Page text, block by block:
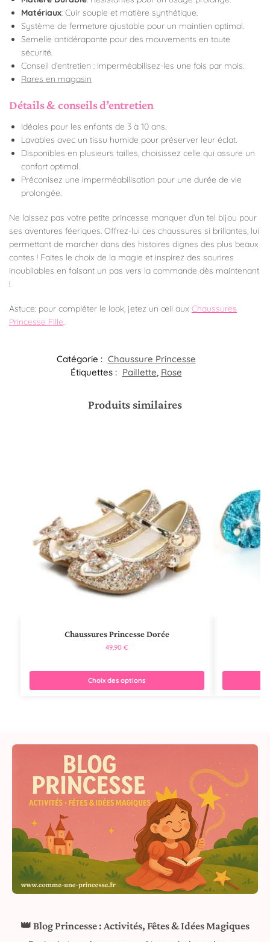
Matériaux: Cuir souple et matière synthétique.
Système de fermeture ajustable pour un maintien optimal.
Semelle antidérapante pour des mouvements en toute
sécurité.
Conseil d’entretien : Imperméabilisez-les une fois par mois.
Rares en magasin
Détails & conseils d’entretien
Idéales pour les enfants de 3 à 10 ans.
Lavables avec un tissu humide pour préserver leur éclat.
Disponibles en plusieurs tailles, choisissez celle qui assure un
confort optimal.
Préconisez une imperméabilisation pour une durée de vie
prolongée.
Ne laissez pas votre petite princesse manquer d’un tel bijou pour
ses aventures féeriques. Offrez-lui ces chaussures si brillantes, lui
permettant de marcher dans des histoires dignes des plus beaux
contes ! Faites le choix de la magie et inspirez des sourires
inoubliables en faisant un pas vers la commande dès maintenant
!
Astuce: pour compléter le look, jetez un œil aux Chaussures
Princesse Fille
Catégorie : Chaussure Princesse
Étiquettes : Paillette, Rose
Produits similaires
Chaussures Princesse Dorée
49,90€
Choix des options
👑 Blog Princesse : Activités, Fêtes & Idées Magiques